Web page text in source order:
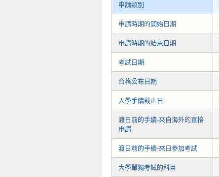
申請類別
申請時期的開始日期
申請時期的結束日期
考試日期
合格公布日期
入學手續截止日
渡日前的手續-來自海外的直接
申請
渡日前的手續-來日參加考試
大學單獨考試的科目